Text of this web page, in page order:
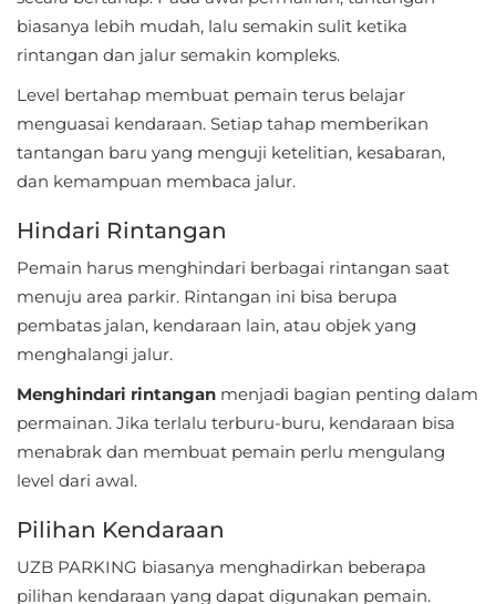
Food
Health
&
Fitness
House
Home
Libraries
&
Demo
Maps
&
biasanya lebih mudah, lalu semakin sulit ketika
rintangan dan jalur semakin kompleks.
Level bertahap membuat pemain terus belajar
menguasai kendaraan. Setiap tahap memberikan
tantangan baru yang menguji ketelitian, kesabaran,
dan kemampuan membaca jalur.
Hindari Rintangan
Pemain harus menghindari berbagai rintangan saat
menuju area parkir. Rintangan ini bisa berupa
pembatas jalan, kendaraan lain, atau objek yang
menghalangi jalur.
Menghindari rintangan menjadi bagian penting dalam
permainan. Jika terlalu terburu-buru, kendaraan bisa
menabrak dan membuat pemain perlu mengulang
level dari awal.
Pilihan Kendaraan
UZB PARKING biasanya menghadirkan beberapa
pilihan kendaraan yang dapat digunakan pemain.